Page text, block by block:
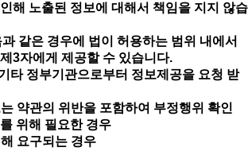
해 노출된 정보에 대해서 책임을 지지 않습
같은 경우에 법이 허용하는 범위 내에서
3자에게 제공할 수 있습니다.
정부기관으로부터 정보제공을 요청 받
약관의 위반을 포함하여 부정행위 확인
위해 필요한 경우
요구되는 경우